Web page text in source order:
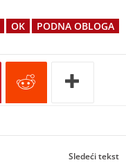
OK
PODNA OBLOGA
Sledeći tekst